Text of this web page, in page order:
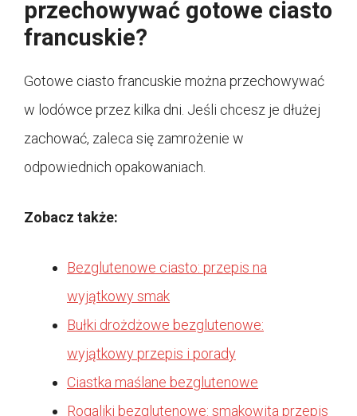
przechowywać gotowe ciasto
francuskie?
Gotowe ciasto francuskie można przechowywać
w lodówce przez kilka dni. Jeśli chcesz je dłużej
zachować, zaleca się zamrożenie w
odpowiednich opakowaniach.
Zobacz także:
Bezglutenowe ciasto: przepis na
wyjątkowy smak
Bułki drożdżowe bezglutenowe:
wyjątkowy przepis i porady
Ciastka maślane bezglutenowe
Rogaliki bezglutenowe: smakowita przepis